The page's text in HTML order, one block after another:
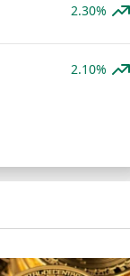
2.30%
2.10%